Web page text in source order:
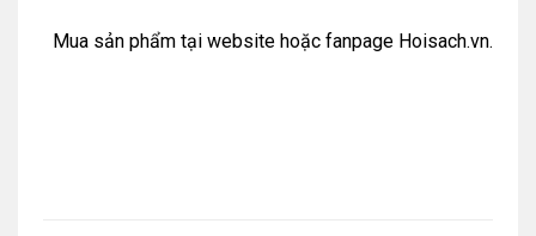
Mua sản phẩm tại websitehoặc fanpage Hoisach.vn.